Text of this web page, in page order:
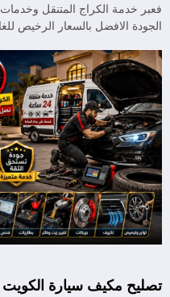
فعبر خدمة الكراج المتنقل
الجودة الافضل بالسعار الرخيص
تصليح مكيف سيارة الكويت